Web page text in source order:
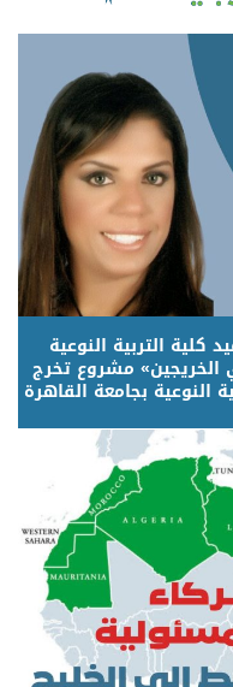
كلية التربية النوعية
الخريجين» مشروع تخرج
بجامعة القاهرة